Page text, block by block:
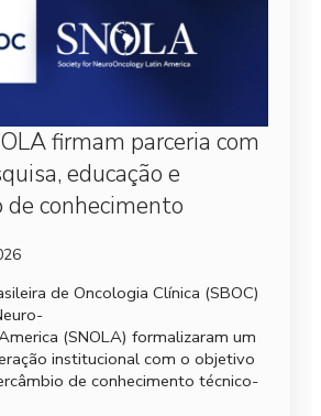
firmam parceria com
educação e
conhecimento
de Oncologia Clínica (SBOC)
(SNOLA) formalizaram um
institucional com o objetivo
de conhecimento técnico-